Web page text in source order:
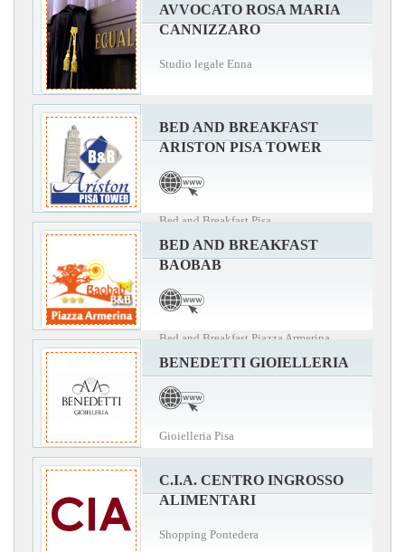
AVVOCATO ROSA MARIA
CANNIZZARO
Studio legale Enna
BED AND BREAKFAST
ARISTON PISA TOWER
Bed and Breakfast Pisa
BED AND BREAKFAST
BAOBAB
Bed and Breakfast Piazza Armerina
BENEDETTI GIOIELLERIA
Gioielleria Pisa
C.I.A. CENTRO INGROSSO
ALIMENTARI
Shopping Pontedera